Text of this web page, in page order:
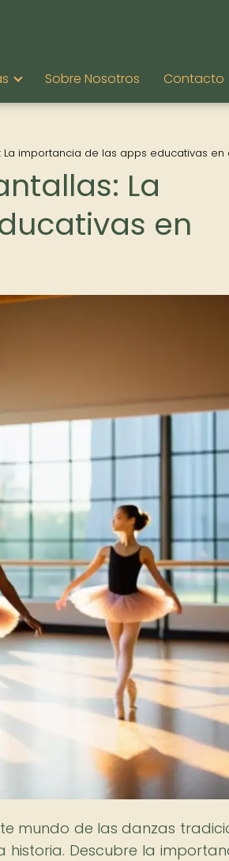
Sobre Nosotros Contacto
importancia de las apps educativas en
La
en
mundo de las danzas
Descubre la